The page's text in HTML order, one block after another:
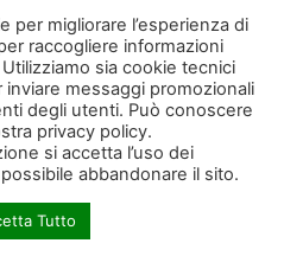
Creato da Donati Films
Bagnoli S.r.l. Tutti i
riservati.
per migliorare l’esperienza di
raccogliere informazioni
sia cookie tecnici
messaggi promozionali
degli utenti. Può conoscere
privacy policy.
si accetta l’uso dei
abbandonare il sito.
Tutto